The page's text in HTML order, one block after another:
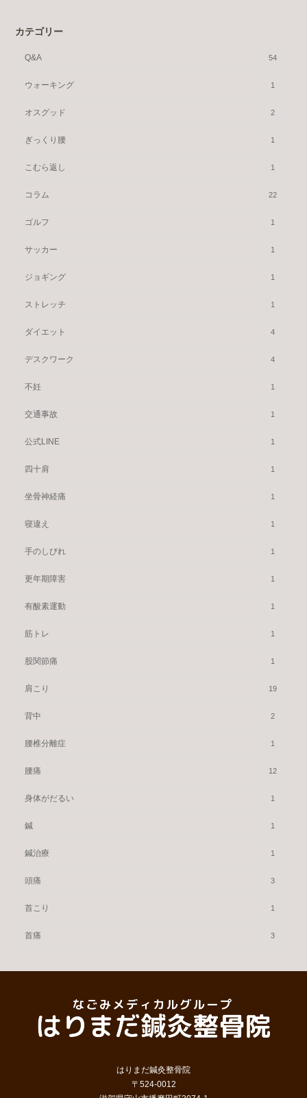
カテゴリー
Q&A 54
ウォーキング 1
オスグッド 2
ぎっくり腰 1
こむら返し 1
コラム 22
ゴルフ 1
サッカー 1
ジョギング 1
ストレッチ 1
ダイエット 4
デスクワーク 4
不妊 1
交通事故 1
公式LINE 1
四十肩 1
坐骨神経痛 1
寝違え 1
手のしびれ 1
更年期障害 1
有酸素運動 1
筋トレ 1
股関節痛 1
肩こり 19
背中 2
腰椎分離症 1
腰痛 12
身体がだるい 1
鍼 1
鍼治療 1
頭痛 3
首こり 1
首痛 3
はりまだ鍼灸整骨院
〒524-0012